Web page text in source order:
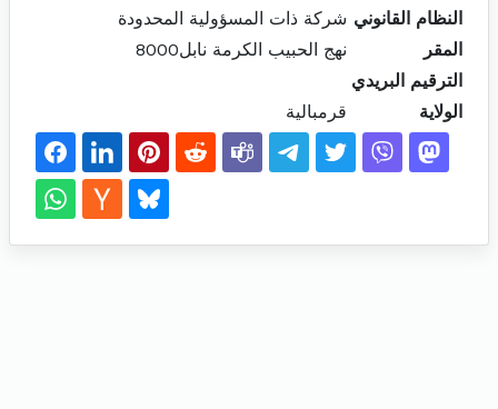
النظام القانوني شركة ذات المسؤولية المحدودة
المقر
نهج الحبيب الكرمة نابل8000
الترقيم البريدي
الولاية
قرمبالية